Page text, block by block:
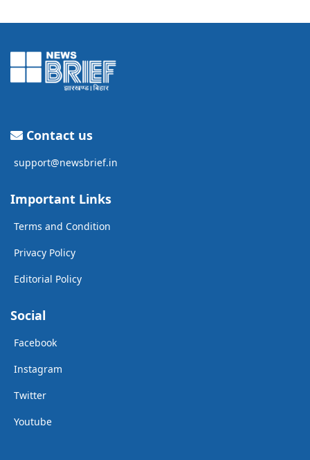
Contact us
support@newsbrief.in
Important Links
Terms and Condition
Privacy Policy
Editorial Policy
Social
Facebook
Instagram
Twitter
Youtube